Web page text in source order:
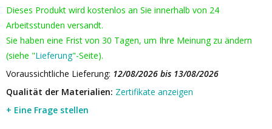
Dieses Produkt wird kostenlos an Sie innerhalb von 24
Arbeitsstunden versandt.
Sie haben eine Frist von 30 Tagen, um Ihre Meinung zu ändern
(siehe "Lieferung"-Seite).
Voraussichtliche Lieferung: 12/08/2026 bis 13/08/2026
Qualität der Materialien: Zertifikate anzeigen
+ Eine Frage stellen